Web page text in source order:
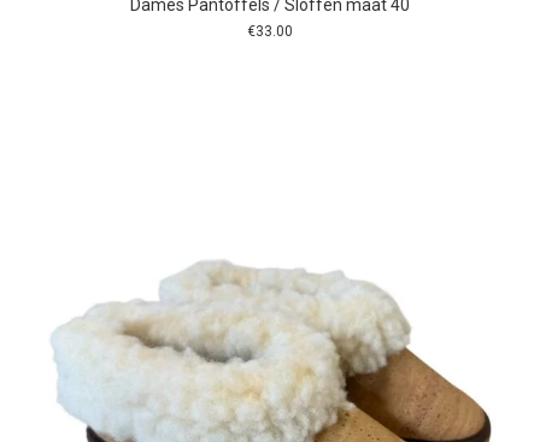
Dames Pantoffels / Sloffen maat 40
€33.00